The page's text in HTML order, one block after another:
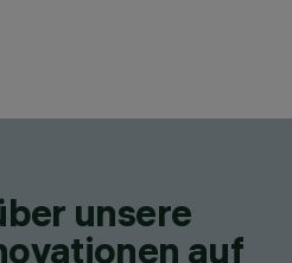
unsere
auf